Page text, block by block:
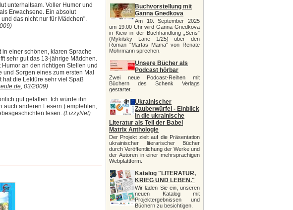
unterhaltsam. Voller Humor und
Erwachsene. Ein absolut
das nicht nur für Mädchen".
in einer schönen, klaren Sprache
sehr gut das 13-jährige Mädchen.
Humor an den richtigen Stellen und
Sorgen eines zum ersten Mal
hat die Lektüre sehr viel Spaß
, 03/2009)
gut gefallen. Ich würde ihn
auch anderen Lesern ) empfehlen,
lesen. (LizzyNet)
Buchvorstellung mit
Ganna Gnedkova
Am 10. September 2025
um 19:00 Uhr wird Ganna Gnedkova
in Kiew in der Buchhandlung „Sens”
(Mykilsky Lane 1/25) über den
Roman "Martas Mama" von Renate
Möhrmann sprechen.
Unsere Bücher als
Podcast hörbar
Zwei neue Podcast-Reihen mit
Büchern des Schenk Verlags
gestartet.
Ukrainischer
Zauberwürfel - Einblick
in die ukrainische
Literatur als Teil der Babel
Matrix Anthologie
Der Projekt zielt auf die Präsentation
ukrainischer literarischer Bücher
durch Veröffentlichung der Werke und
der Autoren in einer mehrsprachigen
Webplattform.
Katalog "LITERATUR,
KRIEG UND LEBEN."
Wir laden Sie ein, unseren
neuen Katalog mit
Projektergebnissen und
Büchern zu besichtigen.